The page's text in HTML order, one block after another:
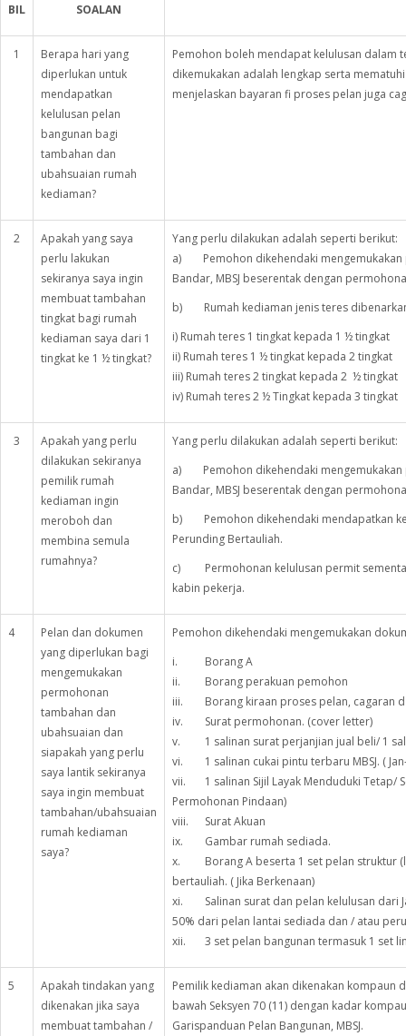
BIL SOALAN
1
Berapa hari yang
diperlukan untuk
mendapatkan
kelulusan pelan
bangunan bagi
tambahan dan
ubahsuaian rumah
kediaman?
Pemohon boleh mendapat kelulusan dalam
dikemukakan adalah lengkap serta
menjelaskan bayaran fi proses pelan juga
2
Apakah yang saya
perlu lakukan
sekiranya saya ingin
membuat tambahan
tingkat bagi rumah
kediaman saya dari 1
tingkat ke 1 ½ tingkat?
Yang perlu dilakukan adalah seperti berikut:
a) Pemohon dikehendaki mengemukakan
Bandar, MBSJ beserentak dengan
b) Rumah kediaman jenis teres
i) Rumah teres 1 tingkat kepada 1 ½ tingkat
ii) Rumah teres 1 ½ tingkat kepada 2 tingkat
iii) Rumah teres 2 tingkat kepada 2 ½ tingkat
iv) Rumah teres 2 ½ Tingkat kepada 3 tingkat
3
Apakah yang perlu
dilakukan sekiranya
pemilik rumah
kediaman ingin
meroboh dan
membina semula
rumahnya?
Yang perlu dilakukan adalah seperti berikut:
a) Pemohon dikehendaki mengemukakan
Bandar, MBSJ beserentak dengan
b) Pemohon dikehendaki mendapatkan
Perunding Bertauliah.
c) Permohonan kelulusan permit
kabin pekerja.
4
Pelan dan dokumen
yang diperlukan bagi
mengemukakan
permohonan
tambahan dan
ubahsuaian dan
siapakah yang perlu
saya lantik sekiranya
saya ingin membuat
tambahan/ubahsuaian
rumah kediaman
saya?
Pemohon dikehendaki mengemukakan
i. Borang A
ii. Borang perakuan pemohon
iii. Borang kiraan proses pelan, cagaran
iv. Surat permohonan. (cover letter)
v. 1 salinan surat perjanjian jual beli/ 1
vi. 1 salinan cukai pintu terbaru MBSJ. ( Jan-
vii. 1 salinan Sijil Layak Menduduki Tetap/
Permohonan Pindaan)
viii. Surat Akuan
ix. Gambar rumah sediada.
x. Borang A beserta 1 set pelan struktur
bertauliah. ( Jika Berkenaan)
xi. Salinan surat dan pelan kelulusan dari
50% dari pelan lantai sediada dan / atau
xii. 3 set pelan bangunan termasuk 1 set
5
Apakah tindakan yang
dikenakan jika saya
membuat tambahan /
Pemilik kediaman akan dikenakan kompaun
bawah Seksyen 70 (11) dengan kadar
Garispanduan Pelan Bangunan, MBSJ.